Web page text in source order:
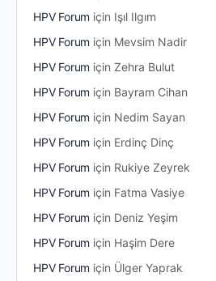
HPV Forum için Işıl Ilgım
HPV Forum için Mevsim Nadir
HPV Forum içinZehra Bulut
HPV Forum için Bayram Cihan
HPV Forum için Nedim Sayan
HPV Forum için Erdinç Dinç
HPV Forum için Rukiye Zeyrek
HPV Forum için Fatma Vasiye
HPV Forum için Deniz Yeşim
HPV Forum için Haşim Dere
HPV Forum için Ülger Yaprak